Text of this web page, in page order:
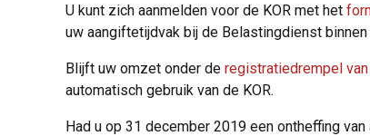
U kunt zich aanmelden voor de KOR met het
uw aangiftetijdvak bij de Belastingdienst binnen
Blijft uw omzet onder de registratiedrempel
automatisch gebruik van de KOR.
Had u op 31 december 2019 een ontheffing